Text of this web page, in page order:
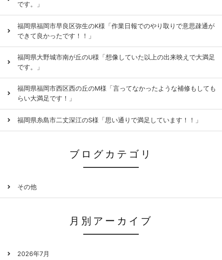
です。」
福岡県福岡市早良区弥生のK様「作業日報でのやり取りで意思疎通が
できて良かったです！！」
福岡県大野城市南が丘のU様「想像していた以上の出来映えで大満足
です。」
福岡県福岡市西区西の丘のM様「言ってなかったような補修もしても
らい大満足です！」
福岡県糸島市二丈深江のS様「思い通りで満足しています！！」
ブログカテゴリ
その他
月別アーカイブ
2026年7月